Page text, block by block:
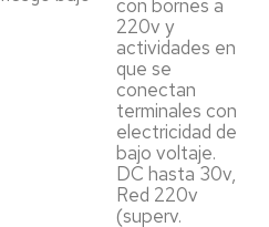
con bornes a
220v y
actividades en
que se
conectan
terminales con
electricidad de
bajo voltaje.
DC hasta 30v,
Red 220v
(superv.